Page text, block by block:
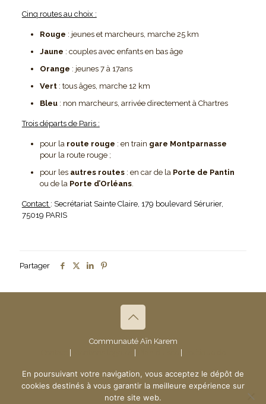
Cinq routes au choix :
Rouge : jeunes et marcheurs, marche 25 km
Jaune : couples avec enfants en bas âge
Orange : jeunes 7 à 17ans
Vert: tous âges, marche 12 km
Bleu: non marcheurs, arrivée directement à Chartres
Trois départs de Paris :
pour la route rouge : en train gare Montparnasse
pour la route rouge ;
pour les autres routes: en car de la Porte de Pantin
ou de la Porte d’Orléans.
Contact : Secrétariat Sainte Claire, 179 boulevard Sérurier,
75019 PARIS
Partager
Communauté Aïn Karem
Création du site :www.ndsi.fr
En poursuivant votre navigation, vous acceptez le dépôt de
cookies destinés à vous garantir la meilleure expérience sur
notre site web.